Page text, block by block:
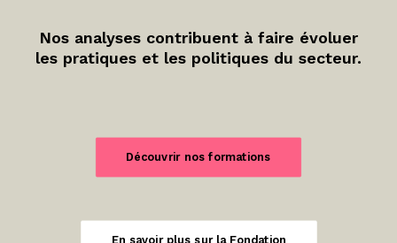
Nos analyses contribuent à faire évoluer
les pratiques et les politiques du secteur.
Découvrir nos formations
En savoir plus sur la Fondation